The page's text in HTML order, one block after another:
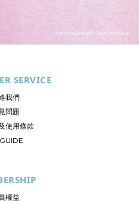
SERVICE
我們
問題
使用條款
權益